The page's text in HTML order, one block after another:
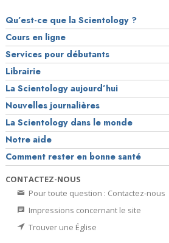
Qu’est-ce que la Scientology ?
Cours en ligne
Services pour débutants
Librairie
La Scientology aujourd’hui
Nouvelles journalières
La Scientology dans le monde
Notre aide
Comment rester en bonne santé
CONTACTEZ-NOUS
Pour toute question : Contactez-nous
Impressions concernant le site
Trouver une Église